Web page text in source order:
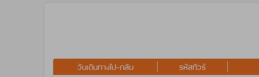
วันเดินทางไป-กลับ
รหัสทัวร์